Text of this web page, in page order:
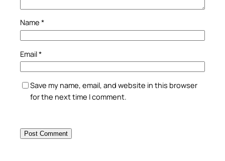
Name *
Email*
Save my name, email, and website in this browser
for the next time I comment.